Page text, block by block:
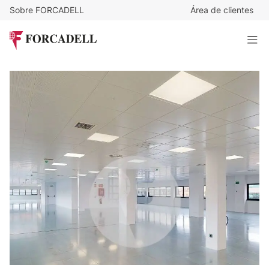
Sobre FORCADELL Área de clientes
Oficina alquiler Madrid - Calle Gabriel García Márquez - Las
Rozas.